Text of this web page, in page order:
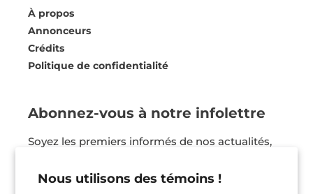
Nous utilisons des témoins !
À propos
Annonceurs
Crédits
Politique de confidentialité
Abonnez-vous à notre infolettre
Soyez les premiers informés de nos actualités,
vous désinscrire en tout temps.